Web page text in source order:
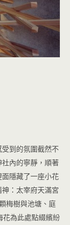
到的氛圍截然不
內的寧靜，順著
隱藏了一座小花
：太宰府天滿宮
梅樹與池塘、庭
花為此處點綴繽紛